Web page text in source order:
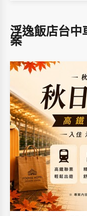
排。
浮逸飯店台中
案